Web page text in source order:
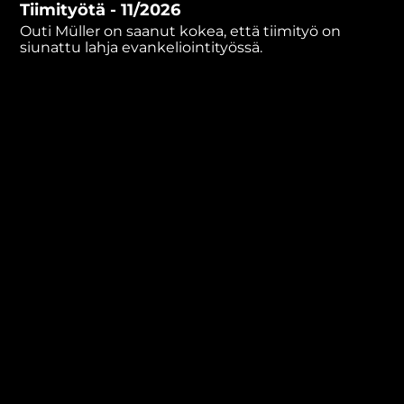
minutes,
59
seconds
Tiimityötä - 11/2026
Outi Müller on saanut kokea, että tiimityö on
siunattu lahja evankeliointityössä.